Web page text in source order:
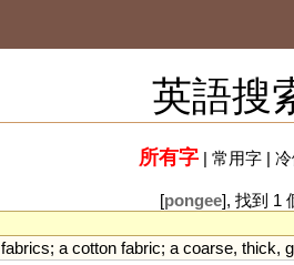
英語搜
所有字| 常用字|
[pongee], 找到 1
fabrics; a cotton fabric; a coarse, thick,